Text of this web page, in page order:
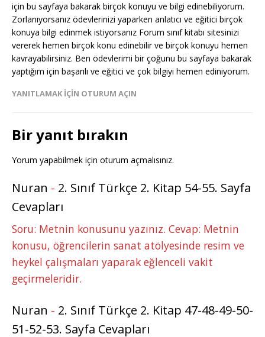
için bu sayfaya bakarak birçok konuyu ve bilgi edinebiliyorum.
Zorlanıyorsanız ödevlerinizi yaparken anlatıcı ve eğitici birçok
konuya bilgi edinmek istiyorsanız Forum sınıf kitabı sitesinizi
vererek hemen birçok konu edinebilir ve birçok konuyu hemen
kavrayabilirsiniz. Ben ödevlerimi bir çoğunu bu sayfaya bakarak
yaptığım için başarılı ve eğitici ve çok bilgiyi hemen ediniyorum.
YANITLAMAK IÇIN OTURUM AÇIN
Bir yanıt bırakın
Yorum yapabilmek için oturum açmalısınız.
Nuran - 2. Sınıf Türkçe 2. Kitap 54-55. Sayfa
Cevapları
Soru: Metnin konusunu yazınız. Cevap: Metnin
konusu, öğrencilerin sanat atölyesinde resim ve
heykel çalışmaları yaparak eğlenceli vakit
geçirmeleridir.
Nuran - 2. Sınıf Türkçe 2. Kitap 47-48-49-50-
51-52-53. Sayfa Cevapları